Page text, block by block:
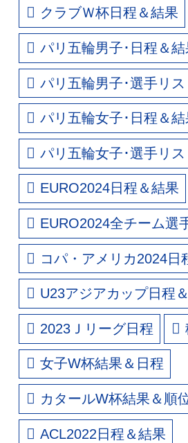
クラブＷ杯日程＆結果
パリ五輪男子･日程＆結
パリ五輪男子･選手リス
パリ五輪女子･日程＆結
パリ五輪女子･選手リス
EURO2024日程＆結果
EURO2024全チーム選
コパ・アメリカ2024日
U23アジアカップ日程
2023Ｊリーグ日程
女子W杯結果＆日程
カタールW杯結果＆順
ACL2022日程＆結果